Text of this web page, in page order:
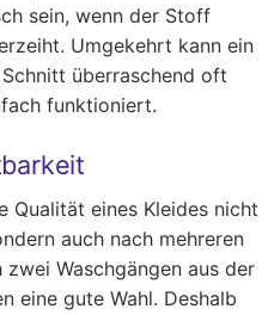
sein, wenn der Stoff
Umgekehrt kann ein
überraschend oft
funktioniert.
Qualität eines Kleides nicht
auch nach mehreren
zwei Waschgängen aus der
eine gute Wahl. Deshalb